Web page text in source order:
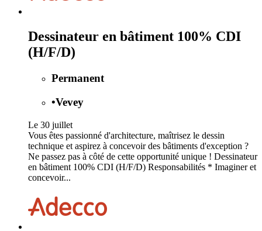
Dessinateur en bâtiment 100% CDI
(H/F/D)
Permanent
•Vevey
Le 30 juillet
Vous êtes passionné d'architecture, maîtrisez le dessin
technique et aspirez à concevoir des bâtiments d'exception ?
Ne passez pas à côté de cette opportunité unique ! Dessinateur
en bâtiment 100% CDI (H/F/D) Responsabilités * Imaginer et
concevoir...